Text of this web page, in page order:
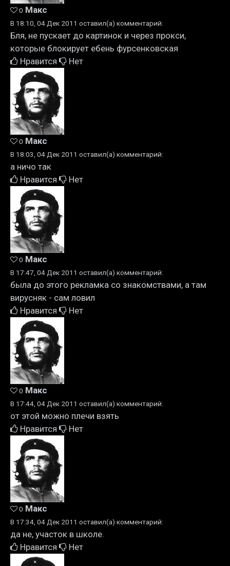
0 Макс
В 18:10, 04 Дек 2011 оставил(а) комментарий:
Бля, не пускает до картинок и через прокси,
которые блокирует ебень фурсенковская
Нравится
Нет
0 Макс
В 18:03, 04 Дек 2011 оставил(а) комментарий:
а ничо так
Нравится
Нет
0 Макс
В 17:47, 04 Дек 2011 оставил(а) комментарий:
была до этого рекламка со знакомствами, а там
вирусняк - сам ловил
Нравится
Нет
0 Макс
В 17:44, 04 Дек 2011 оставил(а) комментарий:
от этой можно плечи взять
Нравится
Нет
0 Макс
В 17:34, 04 Дек 2011 оставил(а) комментарий:
да не, участок в школе.
Нравится
Нет